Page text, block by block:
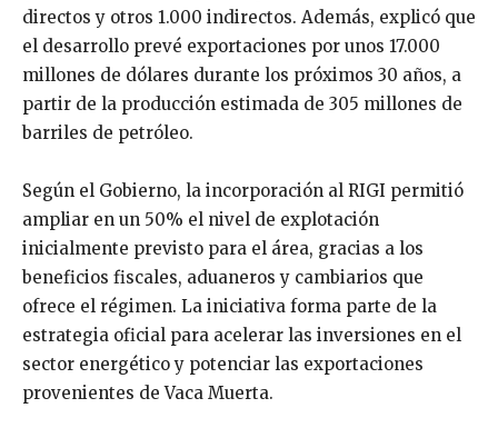
directos y otros 1.000 indirectos. Además, explicó que
el desarrollo prevé exportaciones por unos 17.000
millones de dólares durante los próximos 30 años, a
partir de la producción estimada de 305 millones de
barriles de petróleo.
Según el Gobierno, la incorporación al RIGI permitió
ampliar en un 50% el nivel de explotación
inicialmente previsto para el área, gracias a los
beneficios fiscales, aduaneros y cambiarios que
ofrece el régimen. La iniciativa forma parte de la
estrategia oficial para acelerar las inversiones en el
sector energético y potenciar las exportaciones
provenientes de Vaca Muerta.